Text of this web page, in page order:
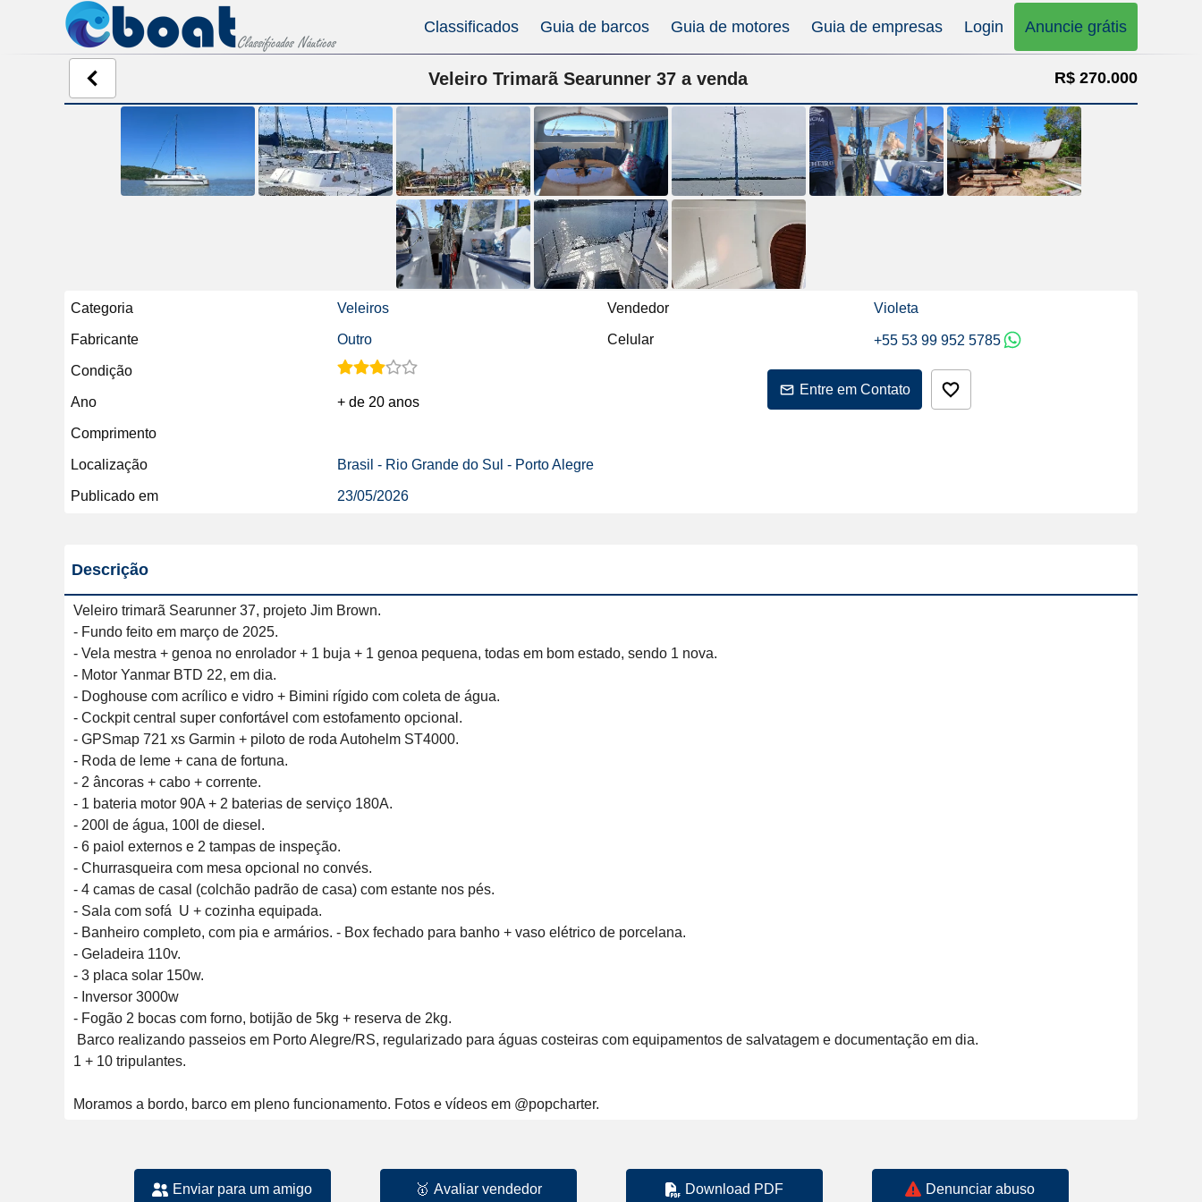
Classificados Guia de barcos Guia de motores Guia de empresas Login Anuncie grátis
Veleiro Trimarã Searunner 37 a venda R$ 270.000
Categoria Veleiros
Fabricante Outro
Condição
Ano + de 20 anos
Comprimento
Localização Brasil - Rio Grande do Sul - Porto Alegre
Publicado em 23/05/2026
Vendedor Violeta
Celular +55 53 99 952 5785
Entre em Contato
Descrição
Veleiro trimarã Searunner 37, projeto Jim Brown.
- Fundo feito em março de 2025.
- Vela mestra + genoa no enrolador + 1 buja + 1 genoa pequena, todas em bom estado, sendo 1 nova.
- Motor Yanmar BTD 22, em dia.
- Doghouse com acrílico e vidro + Bimini rígido com coleta de água.
- Cockpit central super confortável com estofamento opcional.
- GPSmap 721 xs Garmin + piloto de roda Autohelm ST4000.
- Roda de leme + cana de fortuna.
- 2 âncoras + cabo + corrente.
- 1 bateria motor 90A + 2 baterias de serviço 180A.
- 200l de água, 100l de diesel.
- 6 paiol externos e 2 tampas de inspeção.
- Churrasqueira com mesa opcional no convés.
- 4 camas de casal (colchão padrão de casa) com estante nos pés.
- Sala com sofá  U + cozinha equipada.
- Banheiro completo, com pia e armários. - Box fechado para banho + vaso elétrico de porcelana.
- Geladeira 110v.
- 3 placa solar 150w.
- Inversor 3000w
- Fogão 2 bocas com forno, botijão de 5kg + reserva de 2kg.
1 + 10 tripulantes.
Moramos a bordo, barco em pleno funcionamento. Fotos e vídeos em @popcharter.
Enviar para um amigo 🥇 Avaliar vendedor Download PDF Denunciar abuso